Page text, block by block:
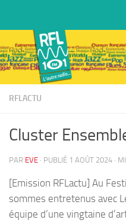
RFLACTU
Cluster
PAR EVE · PUBLIÉ 1 AOÛT 2024 ·
[Emission RFLactu] Au
sommes entretenus avec
équipe d’une vingtaine